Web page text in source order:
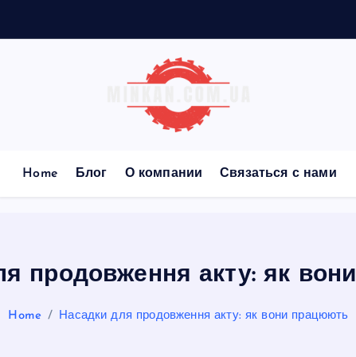
Home Блог О компании Связаться с нами
продовження акту: як
Home Насадки для продовження акту: як вони працюють